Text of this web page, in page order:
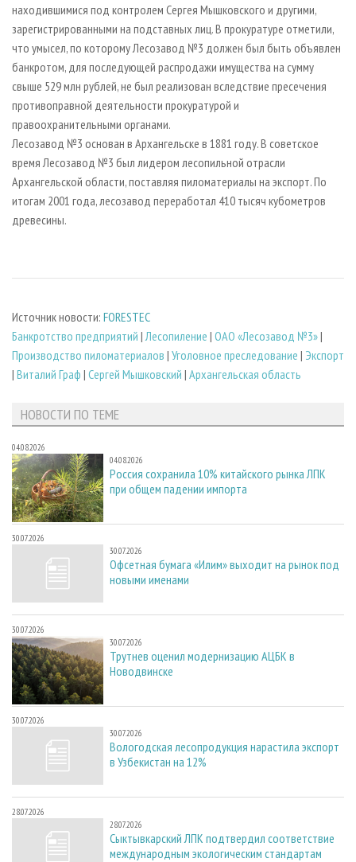
находившимися под контролем Сергея Мышковского и другими,
зарегистрированными на подставных лиц. В прокуратуре отметили,
что умысел, по которому Лесозавод №3 должен был быть объявлен
банкротом, для последующей распродажи имущества на сумму
свыше 529 млн рублей, не был реализован вследствие пресечения
противоправной деятельности прокуратурой и
правоохранительными органами.
Лесозавод №3 основан в Архангельске в 1881 году. В советское
время Лесозавод №3 был лидером лесопильной отрасли
Архангельской области, поставляя пиломатериалы на экспорт. По
итогам 2001 года, лесозавод переработал 410 тысяч кубометров
древесины.
Источник новости: FORESTEC
Банкротство предприятий |Лесопиление | ОАО «Лесозавод №3»|
Производство пиломатериалов | Уголовное преследование | Экспорт
| Виталий Граф | Сергей Мышковский | Архангельская область
НОВОСТИ ПО ТЕМЕ
04.08.2026
04.08.2026
Россия сохранила 10% китайского рынка ЛПК
при общем падении импорта
30.07.2026
30.07.2026
Офсетная бумага «Илим» выходит на рынок под
новыми именами
30.07.2026
30.07.2026
Трутнев оценил модернизацию АЦБК в
Новодвинске
30.07.2026
30.07.2026
Вологодская лесопродукция нарастила экспорт
в Узбекистан на 12%
28.07.2026
28.07.2026
Сыктывкарский ЛПК подтвердил соответствие
международным экологическим стандартам